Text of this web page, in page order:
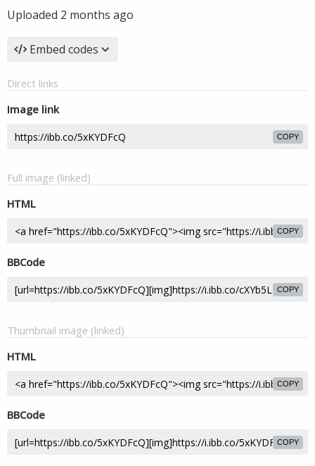
Uploaded 2 months ago
Embed codes
Direct links
Image link
COPY
Full image (linked)
HTML
COPY
BBCode
COPY
Thumbnail image (linked)
HTML
COPY
BBCode
COPY